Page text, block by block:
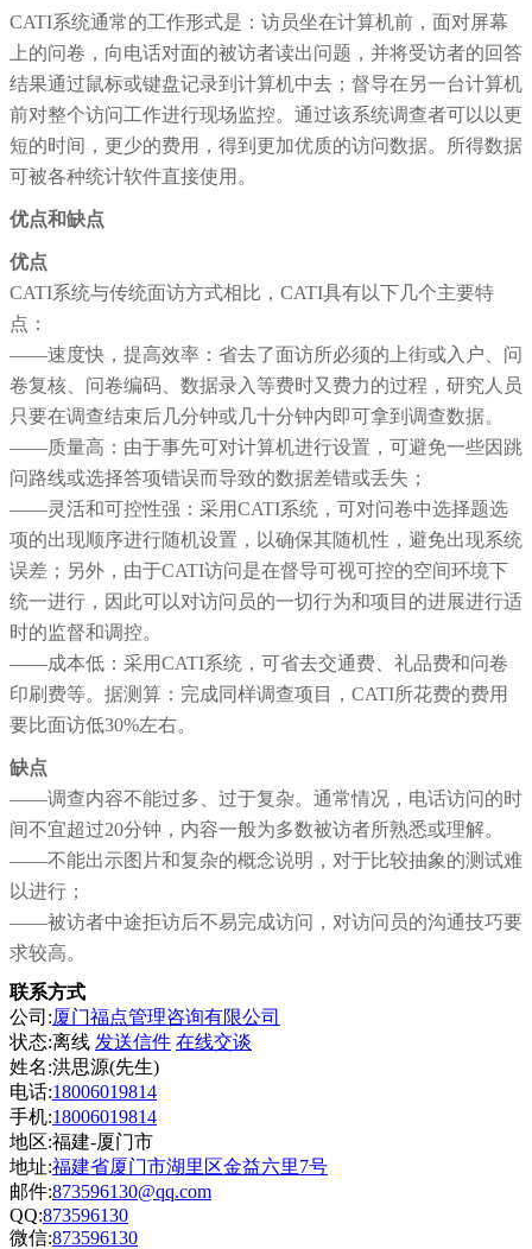
CATI系统通常的工作形式是：访员坐在计算机前，面对屏幕
上的问卷，向电话对面的被访者读出问题，并将受访者的回答
结果通过鼠标或键盘记录到计算机中去；督导在另一台计算机
前对整个访问工作进行现场监控。通过该系统调查者可以以更
短的时间，更少的费用，得到更加优质的访问数据。所得数据
可被各种统计软件直接使用。
优点和缺点
优点
CATI系统与传统面访方式相比，CATI具有以下几个主要特
点：
——速度快，提高效率：省去了面访所必须的上街或入户、问
卷复核、问卷编码、数据录入等费时又费力的过程，研究人员
只要在调查结束后几分钟或几十分钟内即可拿到调查数据。
——质量高：由于事先可对计算机进行设置，可避免一些因跳
问路线或选择答项错误而导致的数据差错或丢失；
——灵活和可控性强：采用CATI系统，可对问卷中选择题选
项的出现顺序进行随机设置，以确保其随机性，避免出现系统
误差；另外，由于CATI访问是在督导可视可控的空间环境下
统一进行，因此可以对访问员的一切行为和项目的进展进行适
时的监督和调控。
——成本低：采用CATI系统，可省去交通费、礼品费和问卷
印刷费等。据测算：完成同样调查项目，CATI所花费的费用
要比面访低30%左右。
缺点
——调查内容不能过多、过于复杂。通常情况，电话访问的时
间不宜超过20分钟，内容一般为多数被访者所熟悉或理解。
——不能出示图片和复杂的概念说明，对于比较抽象的测试难
以进行；
——被访者中途拒访后不易完成访问，对访问员的沟通技巧要
求较高。
联系方式
公司:厦门福点管理咨询有限公司
状态:离线 发送信件 在线交谈
姓名:洪思源(先生)
电话:18006019814
手机:18006019814
地区:福建-厦门市
地址:福建省厦门市湖里区金益六里7号
邮件:873596130@qq.com
QQ:873596130
微信:873596130